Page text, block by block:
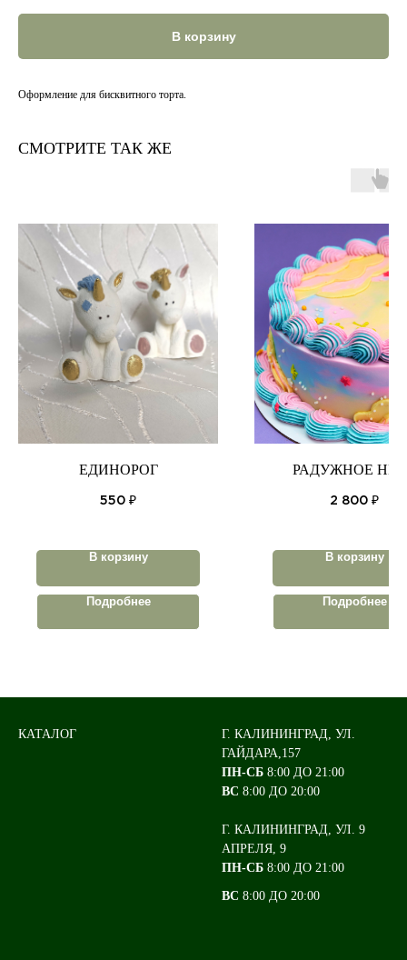
В корзину
Оформление для бисквитного торта.
СМОТРИТЕ ТАК ЖЕ
ЕДИНОРОГ
550 ₽
В корзину
Подробнее
РАДУЖНОЕ
2 800 ₽
В корзину
Подробнее
КАТАЛОГ
Г. КАЛИНИНГРАД, УЛ.
ГАЙДАРА,157
ПН-СБ 8:00 ДО 21:00
ВС 8:00 ДО 20:00
Г. КАЛИНИНГРАД, УЛ. 9
АПРЕЛЯ, 9
ПН-СБ 8:00 ДО 21:00
ВС 8:00 ДО 20:00